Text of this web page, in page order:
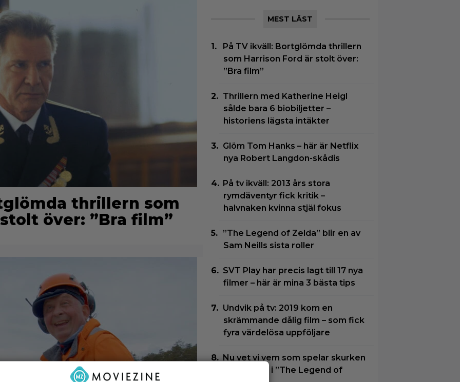
thrillern som
över: ”Bra film”
MEST LÄST
På TV ikväll: Bortglömda thrillern
som Harrison Ford är stolt över:
”Bra film”
Thrillern med Katherine Heigl
sålde bara 6 biobiljetter –
historiens lägsta intäkter
Glöm Tom Hanks – här är Netflix
nya Robert Langdon-skådis
På tv ikväll: 2013 års stora
rymdäventyr fick kritik –
halvnaken kvinna stjäl fokus
”The Legend of Zelda” blir en av
Sam Neills sista roller
SVT Play har precis lagt till 17 nya
filmer – här är mina 3 bästa tips
Undvik på tv: 2019 kom en
skrämmande dålig film – som fick
fyra värdelösa uppföljare
Nu vet vi vem som spelar skurken
Ganondorf i ”The Legend of